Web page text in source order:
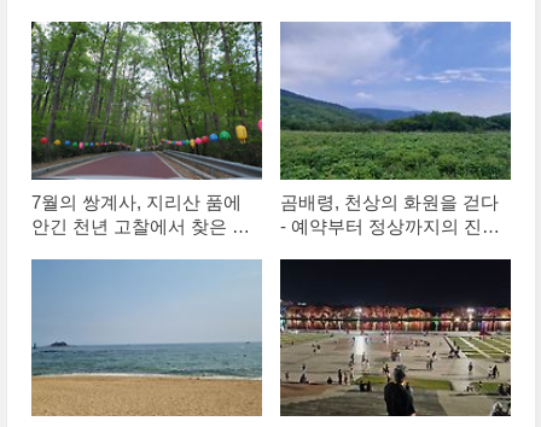
7월의 쌍계사, 지리산 품에
안긴 천년 고찰에서 찾은 여
곰배령, 천상의 화원을 걷다
- 예약부터 정상까지의 진짜